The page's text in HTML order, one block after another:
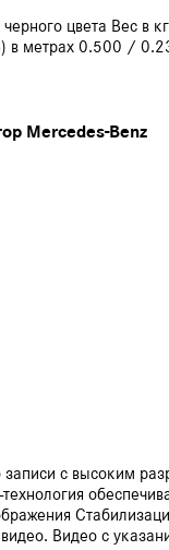
цвета Вес в
в метрах 0.500 /
Mercedes-Benz
записи с высоким
Видео с